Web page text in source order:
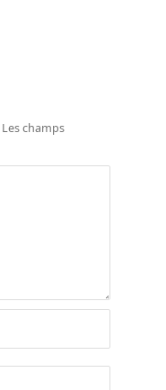
Les champs